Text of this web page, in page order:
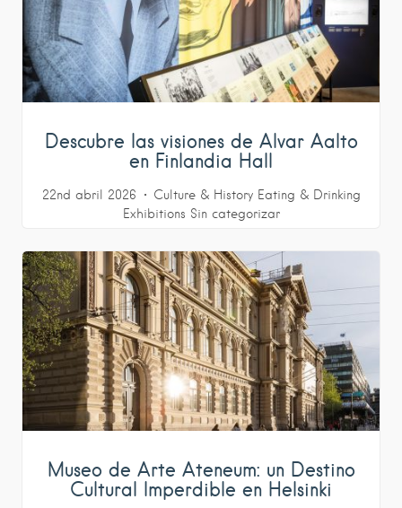
Descubre las visiones de Alvar Aalto
en Finlandia Hall
22nd abril 2026 Culture & History Eating & Drinking
Exhibitions Sin categorizar
Museo de Arte Ateneum: un Destino
Cultural Imperdible en Helsinki